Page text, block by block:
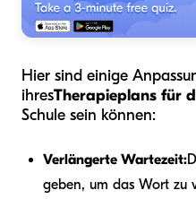
Hier sind einige
ihresTherapieplans für
Schule sein können:
Verlängerte Wartezeit:
geben, um das Wort zu